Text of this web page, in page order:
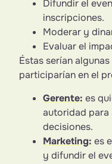
Difundir el
inscripciones.
Moderar y
Evaluar el
Éstas serían
participarían en el
Gerente: es
autoridad para
decisiones.
Marketing: es
y difundir el